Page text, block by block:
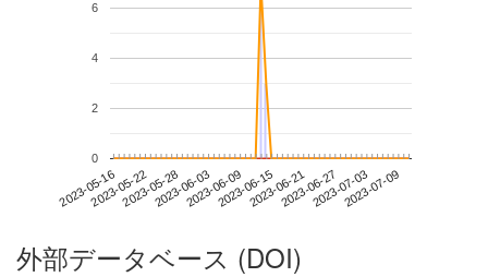
2023-05-162023-05-222023-05-282023-06-032023-06-092023-06-152023-06-212023-06-272023-07-032023-07-09
0
2
4
6
外部データベース (DOI)